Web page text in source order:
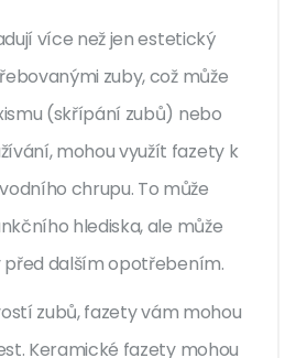
více než jen estetický
zuby, což může
(skřípání zubů) nebo
mohou využít fazety k
chrupu. To může
hlediska, ale může
dalším opotřebením.
zubů, fazety vám mohou
Keramické fazety mohou